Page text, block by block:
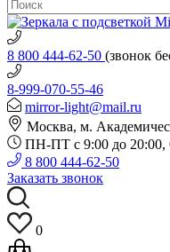
8 800 444-62-50 (звонок
8-999-070-55-46
mirror-light@mail.ru
Москва, м.
ПН-ПТ с 9:00 до 20:00,
8 800 444-62-50
Заказать звонок
0